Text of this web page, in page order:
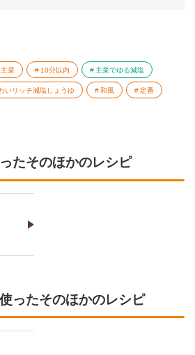
主菜 10分以内 主菜でゆる減塩
いリッチ減塩しょうゆ 和風 定番
たそのほかのレシピ
ったそのほかのレシピ